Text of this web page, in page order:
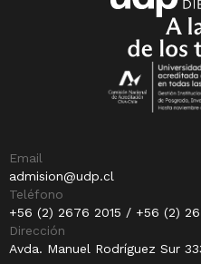
Email
admision@udp.cl
Teléfono
+56 (2) 2676 2015 / +56 (2)
Dirección
Avda. Manuel Rodríguez Sur